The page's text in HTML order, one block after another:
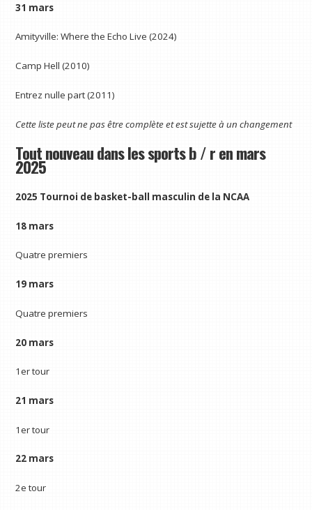
31 mars
Amityville: Where the Echo Live (2024)
Camp Hell (2010)
Entrez nulle part (2011)
Cette liste peut ne pas être complète et est sujette à un changement
Tout nouveau dans les sports b / r en mars
2025
2025 Tournoi de basket-ball masculin de la NCAA
18 mars
Quatre premiers
19 mars
Quatre premiers
20 mars
1er tour
21 mars
1er tour
22 mars
2e tour